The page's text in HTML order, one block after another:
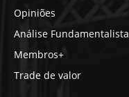
Opiniões
Análise Fundamentalista
Membros+
Trade de valor